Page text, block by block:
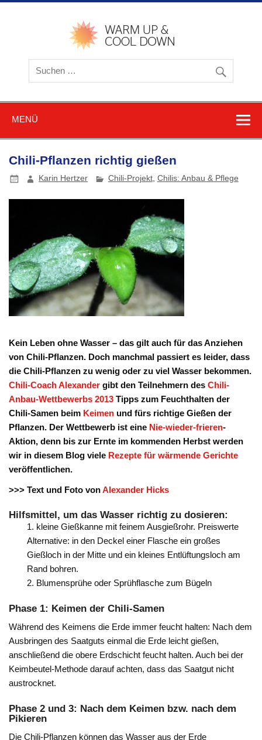
Zum
Blog
und
MENÜ
Chili-Pflanzen richtig gießen
Karin Hertzer Chili-Projekt, Chilis: Anbau & Pflege
Kein Leben ohne Wasser – das gilt auch für das Anziehen
von Chili-Pflanzen. Doch manchmal passiert es leider, dass
die Chili-Pflanzen zu wenig oder zu viel Wasser bekommen.
Chili-Coach Alexander gibt den Teilnehmern desChili-
Anbau-Wettbewerbs 2013 Tipps zum Feuchthalten der
Chili-Samen beim Keimen und fürs richtige Gießen der
Pflanzen. Der Wettbewerb ist eine Nie-wieder-frieren-
Aktion, denn bis zur Ernte im kommenden Herbst werden
wir in diesem Blog viele Rezepte für wärmende Gerichte
veröffentlichen.
>>> Text und Foto vonAlexander Hicks
Hilfsmittel, um das Wasser richtig zu dosieren:
kleine Gießkanne mit feinem Ausgießrohr. Preiswerte
Alternative: in den Deckel einer Flasche ein großes
Gießloch in der Mitte und ein kleines Entlüftungsloch am
Rand bohren.
Blumensprühe oder Sprühflasche zum Bügeln
Phase 1: Keimen der Chili-Samen
Während des Keimens die Erde immer feucht halten: Nach dem
Ausbringen des Saatguts einmal die Erde leicht gießen,
anschließend die obere Erdschicht feucht halten. Auch bei der
Keimbeutel-Methode darauf achten, dass das Saatgut nicht
austrocknet.
Phase 2 und 3: Nach dem Keimen bzw. nach dem
Pikieren
Die Chili-Pflanzen können das Wasser aus der Erde